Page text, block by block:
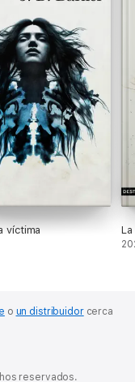
víctima
o un distribuidorcerca
reservados.